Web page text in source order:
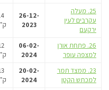
25. מעלה
עקרבים לעין
ירקעם
26-12-
2023
26. פתחת אורן
למצפה עופר
06-02-
2024
23. ממצד תמר
למכתש הקטן
20-02-
2024